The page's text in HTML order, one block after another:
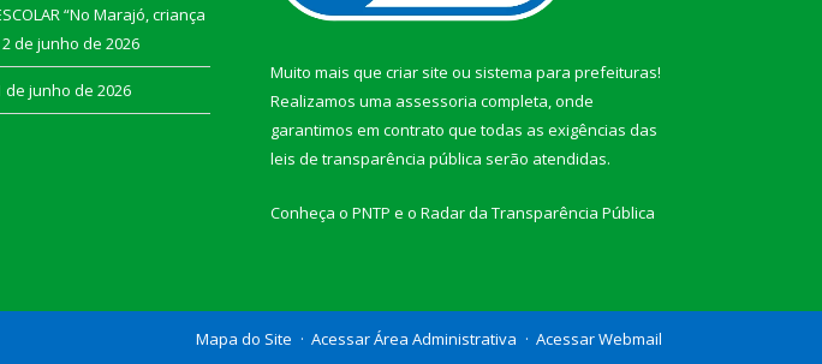
“No Marajó, criança
2 de junho de 2026
de junho de 2026
Muito mais que criar site ou sistema para prefeituras!
Realizamos uma assessoria completa, onde
garantimos em contrato que todas as exigências das
leis de transparência pública serão atendidas.
Conheça o PNTP e o Radar da Transparência Pública
Mapa do Site Acessar Área Administrativa Acessar Webmail